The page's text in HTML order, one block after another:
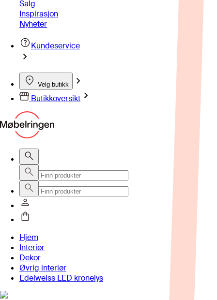
Salg
Inspirasjon
Nyheter
Kundeservice
Velg butikk
Butikkoversikt
Hjem
Interiør
Dekor
Øvrig interiør
Edelweiss LED kronelys